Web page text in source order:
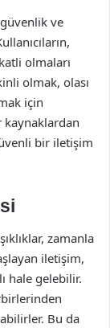
ve
olmaları
olmak, olası
için
bir iletişim
zamanla
iletişim,
hale gelebilir.
Bu da